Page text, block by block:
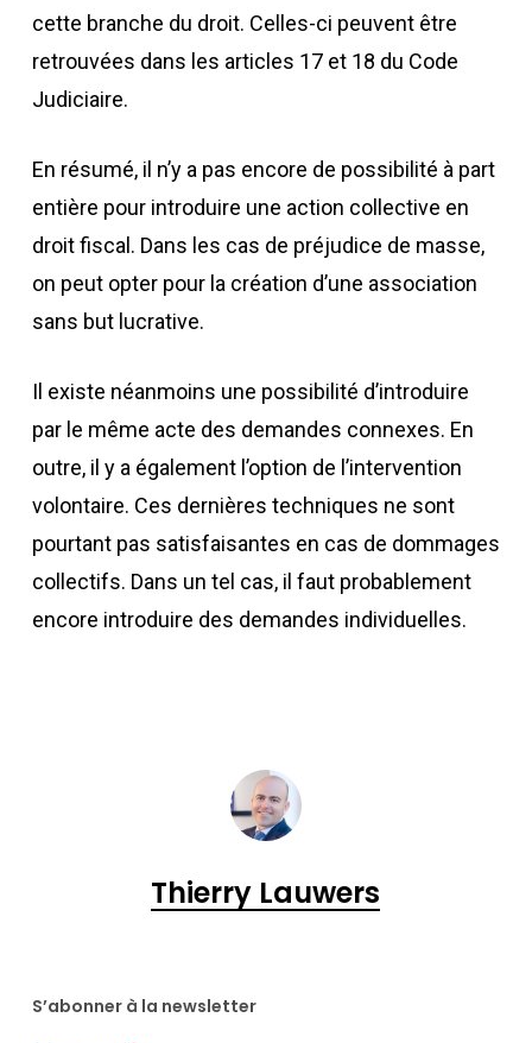
cette branche du droit. Celles-ci peuvent être
retrouvées dans les articles 17 et 18 du Code
Judiciaire.
En résumé, il n’y a pas encore de possibilité à part
entière pour introduire une action collective en
droit fiscal. Dans les cas de préjudice de masse,
on peut opter pour la création d’une association
sans but lucrative.
Il existe néanmoins une possibilité d’introduire
par le même acte des demandes connexes. En
outre, il y a également l’option de l’intervention
volontaire. Ces dernières techniques ne sont
pourtant pas satisfaisantes en cas de dommages
collectifs. Dans un tel cas, il faut probablement
encore introduire des demandes individuelles.
Thierry Lauwers
S’abonner à la newsletter